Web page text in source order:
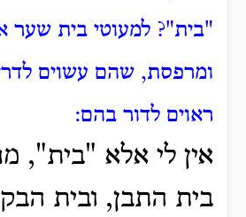
"בית"? למעוטי בית שער
ומרפסת, שהם עשוים
ראוים לדור בהם:
אין לי אלא "בית",
בית התבן, ובית